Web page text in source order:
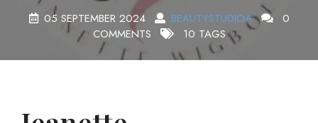
05 SEPTEMBER 2024 BEAUTYSTUDIOA
0
COMMENTS
10 TAGS